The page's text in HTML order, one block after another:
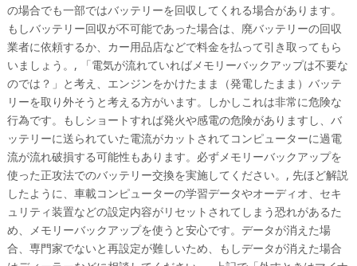
の場合でも一部ではバッテリーを回収してくれる場合があります。
もしバッテリー回収が不可能であった場合は、廃バッテリーの回収
業者に依頼するか、カー用品店などで料金を払って引き取ってもら
いましょう。, 「電気が流れていればメモリーバックアップは不要な
のでは？」と考え、エンジンをかけたまま（発電したまま）バッテ
リーを取り外そうと考える方がいます。しかしこれは非常に危険な
行為です。もしショートすれば発火や感電の危険がありますし、バ
ッテリーに送られていた電流がカットされてコンピューターに過電
流が流れ破損する可能性もあります。必ずメモリーバックアップを
使った正攻法でのバッテリー交換を実施してください。, 先ほど解説
したように、車載コンピューターの学習データやオーディオ、セキ
ュリティ装置などの設定内容がリセットされてしまう恐れがあるた
め、メモリーバックアップを使うと安心です。データが消えた場
合、専門家でないと再設定が難しいため、もしデータが消えた場合